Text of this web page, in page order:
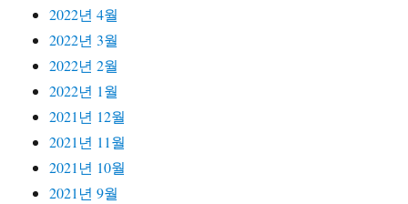
2022년 4월
2022년 3월
2022년 2월
2022년 1월
2021년 12월
2021년 11월
2021년 10월
2021년 9월